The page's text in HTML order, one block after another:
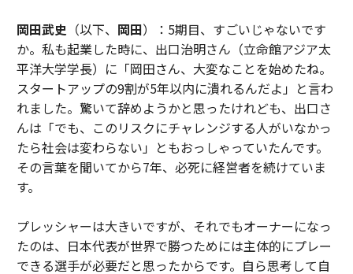
岡田武史 （以下、 岡田）：5期目、すごいじゃないです
か。私も起業した時に、出口治明さん（立命館アジア太
平洋大学学長）に「岡田さん、大変なことを始めたね。
スタートアップの9割が5年以内に潰れるんだよ」と言わ
れました。驚いて辞めようかと思ったけれども、出口さ
んは「でも、このリスクにチャレンジする人がいなかっ
たら社会は変わらない」ともおっしゃっていたんです。
その言葉を聞いてから7年、必死に経営者を続けていま
す。
プレッシャーは大きいですが、それでもオーナーになっ
たのは、日本代表が世界で勝つためには主体的にプレー
できる選手が必要だと思ったからです。自ら思考して自